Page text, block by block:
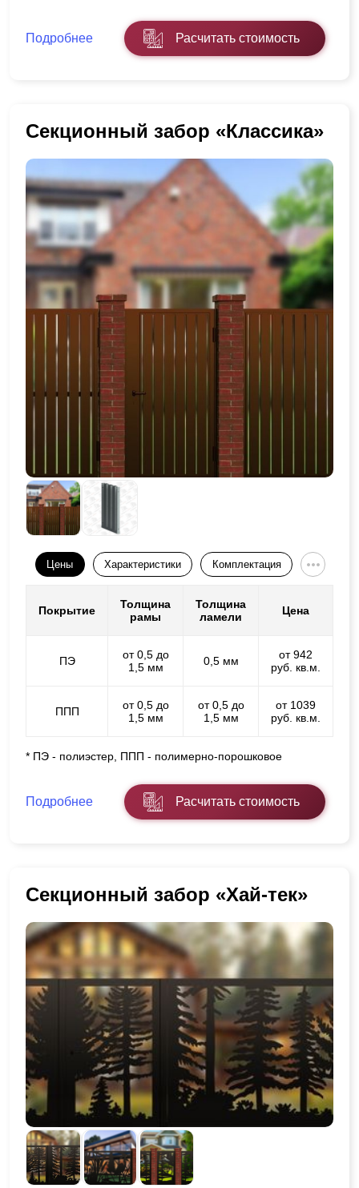
Подробнее Расчитать стоимость
Секционный забор «Классика»
Цены Характеристики Комплектация
Покрытие
Толщина
рамы
Толщина
ламели
Цена
ПЭ
от 0,5 до
1,5 мм
0,5 мм
от 942
руб. кв.м.
ППП
от 0,5 до
1,5 мм
от 0,5 до
1,5 мм
от 1039
руб. кв.м.
* ПЭ - полиэстер, ППП - полимерно-порошковое
Подробнее Расчитать стоимость
Секционный забор «Хай-тек»